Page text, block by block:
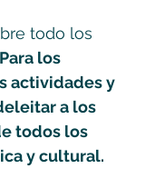
todo los
Para los
actividades y
a los
todos los
y cultural.